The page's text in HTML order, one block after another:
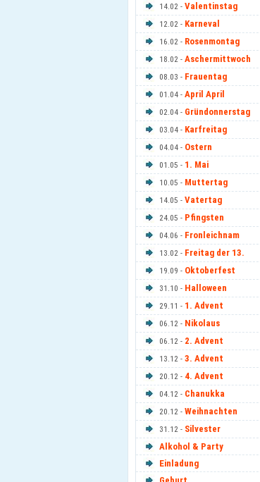
14.02 - Valentinstag
12.02 - Karneval
16.02 - Rosenmontag
18.02 - Aschermittwoch
08.03 - Frauentag
01.04 - April April
02.04 - Gründonnerstag
03.04 - Karfreitag
04.04 - Ostern
01.05 - 1. Mai
10.05 - Muttertag
14.05 - Vatertag
24.05 - Pfingsten
04.06 - Fronleichnam
13.02 - Freitag der 13.
19.09 - Oktoberfest
31.10 - Halloween
29.11 - 1. Advent
06.12 - Nikolaus
06.12 - 2. Advent
13.12 - 3. Advent
20.12 - 4. Advent
04.12 - Chanukka
20.12 - Weihnachten
31.12 - Silvester
Alkohol & Party
Einladung